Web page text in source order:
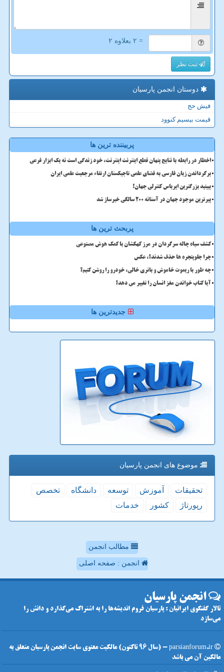
= ۲ بعلاوه ۲
ثبت نظر
دوستان انجمن پارسیان
فیش حج
قیمت بیسیم کنوود
پربیننده ترین ها
اخطار در رابطه با نتایج پنهان قطع اینترنت اینترنت، خود زندگی است نه یک ابزار فرعی
برگرداندن زبان فارسی به فضای علمی تاجیکستان ارتقاء مرجعیت علمی ایران
ببینید بزرگترین ایرباس کنترلی جهان!
پیرترین موجود جهان در آستانه ۲۰۰ سالگی خبرساز شد
پربحث ترین ها
کشف سیاه چاله سرگردان در مرز کهکشان با کمک هوش مصنوعی
چرا جلوپنجره ها حذف شدند؟، عکس
چه طور با ریموت خاموش و باتری خالی، خودرو را روشن کنیم؟
آیا کتاب خواندن مغز انسان را تغییر می دهد؟
جدیدترین ها
موضوع های انجمن پارسیان
تحقیقات آموزش توسعه دانشگاه
تخصص
رپورتاژ
كشور خدمات
مطالب انجمن
انجمن : صفحه اصلی
انجمن پارسیان
تالار گفتگوی ایرانیان : پارسیان فروم اندیشه‌ها را به اشتراک می‌گذارد و دانش را
می‌سازد
parsianforum.ir - (سال 96 تاکنون) مالکیت معنوی سایت انجمن پارسیان متعلق به
مالکین آن می باشد